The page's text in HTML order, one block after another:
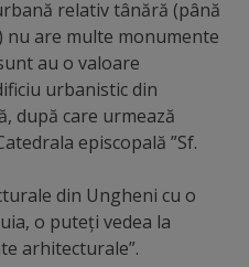
relativ tânără (până
nu are multe monumente
au o valoare
urbanistic din
după care urmează
episcopală ”Sf.
din Ungheni cu o
o puteți vedea la
arhitecturale”.